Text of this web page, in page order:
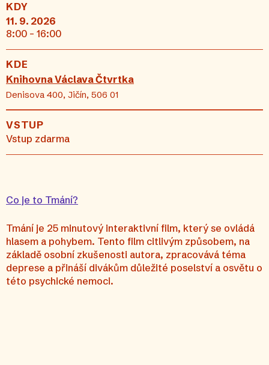
KDY
11. 9. 2026
8:00 - 16:00
KDE
Knihovna Václava Čtvrtka
Denisova 400, Jičín, 506 01
VSTUP
Vstup zdarma
Co je to Tmání?
Tmání je 25 minutový interaktivní film, který se ovládá
hlasem a pohybem. Tento film citlivým způsobem, na
základě osobní zkušenosti autora, zpracovává téma
deprese a přináší divákům důležité poselství a osvětu o
této psychické nemoci.